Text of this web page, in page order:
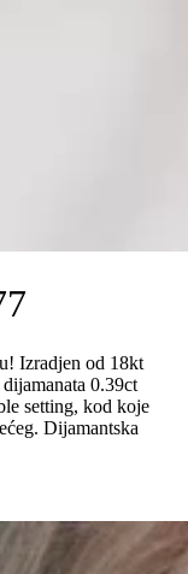
Izradjen od 18kt
0.39ct
setting, kod koje
Dijamantska